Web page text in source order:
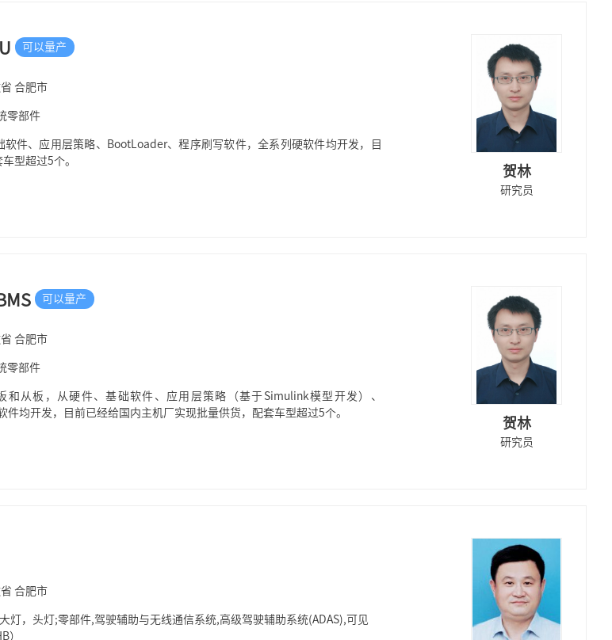
可以量产
合肥市
零部件
软件、应用层策略、BootLoader、程序刷写软件，全系列硬软件均开发，目
型超过5个。
贺林
研究员
可以量产
合肥市
零部件
和从板，从硬件、基础软件、应用层策略（基于Simulink模型开发）、
均开发，目前已经给国内主机厂实现批量供货，配套车型超过5个。
贺林
研究员
合肥市
灯，头灯;零部件,驾驶辅助与无线通信系统,高级驾驶辅助系统(ADAS),可见
）